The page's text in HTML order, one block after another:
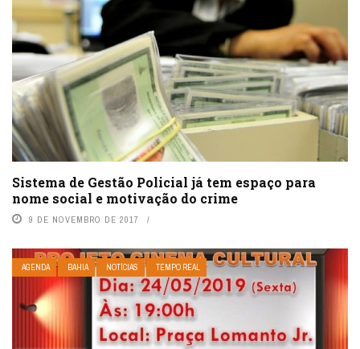
Sistema de Gestão Policial já tem espaço para
nome social e motivação do crime
9 DE NOVEMBRO DE 2017
AGENDA BAHIA NOTÍCIAS TEMPO REAL